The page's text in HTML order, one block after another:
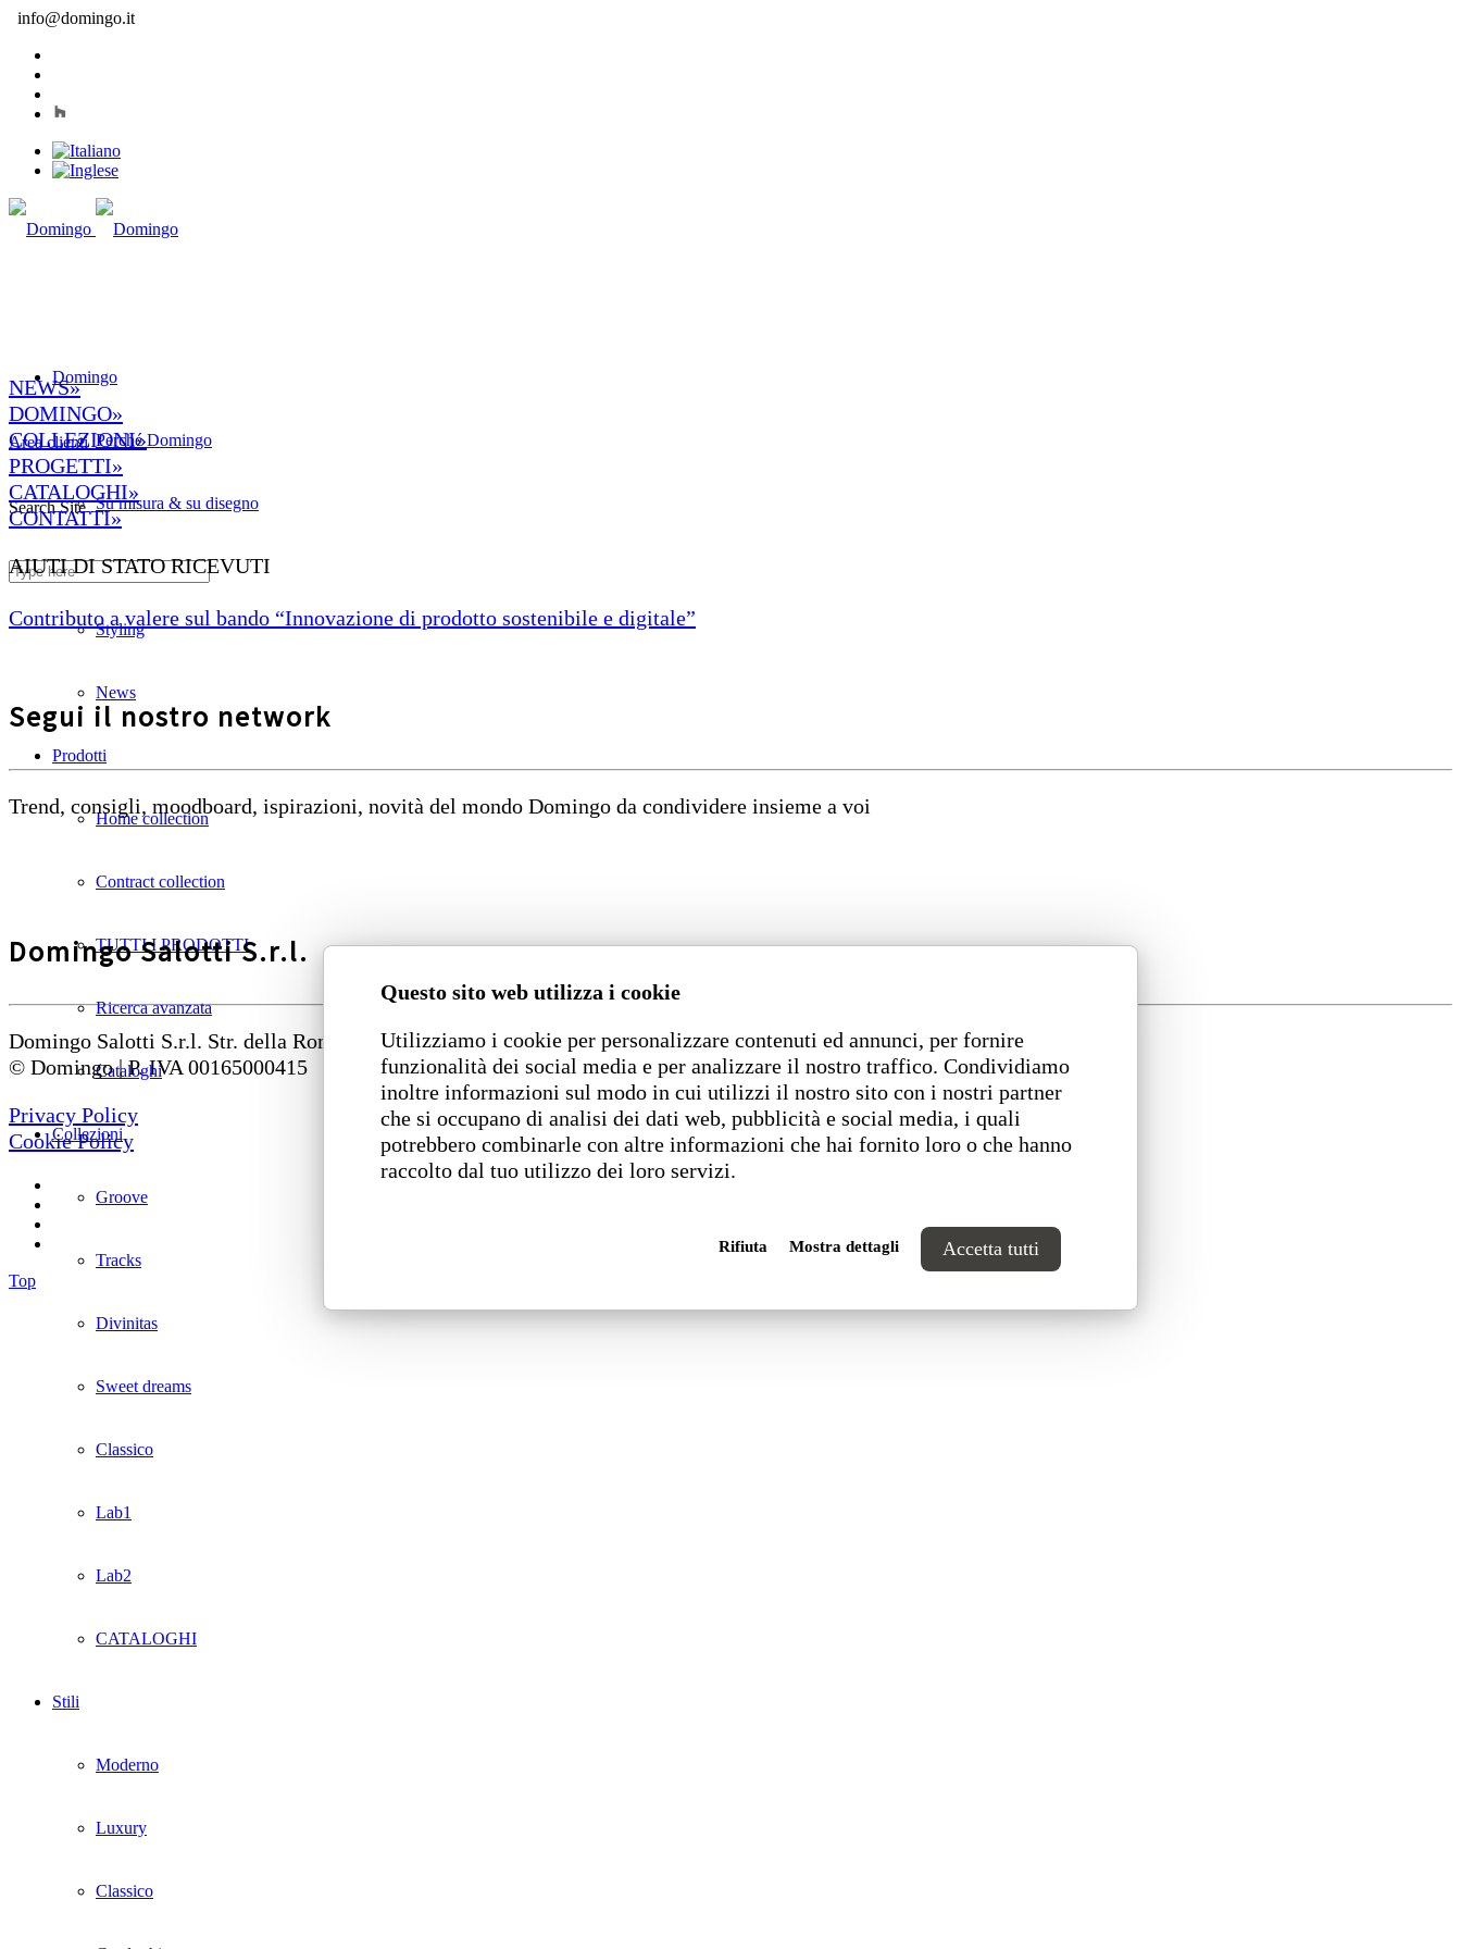
Questo sito web utilizza i cookie
Utilizziamo i cookie per personalizzare contenuti ed annunci, per fornire
funzionalità dei social media e per analizzare il nostro traffico. Condividiamo
inoltre informazioni sul modo in cui utilizzi il nostro sito con i nostri partner
che si occupano di analisi dei dati web, pubblicità e social media, i quali
potrebbero combinarle con altre informazioni che hai fornito loro o che hanno
raccolto dal tuo utilizzo dei loro servizi.
Rifiuta Mostra dettagli Accetta tutti
info@domingo.it
Domingo
Perché Domingo
Su misura & su disegno
Divani ignifughi
Styling
News
Prodotti
Home collection
Contract collection
TUTTI I PRODOTTI
Ricerca avanzata
Cataloghi
Collezioni
Groove
Tracks
Divinitas
Sweet dreams
Classico
Lab1
Lab2
CATALOGHI
Stili
Moderno
Luxury
Classico
Area clienti
Search Site
NEWS»
DOMINGO»
COLLEZIONI»
PROGETTI»
CATALOGHI»
CONTATTI»
AIUTI DI STATO RICEVUTI
Contributo a valere sul bando “Innovazione di prodotto sostenibile e digitale”
Segui il nostro network
Trend, consigli, moodboard, ispirazioni, novità del mondo Domingo da condividere insieme a voi
Domingo Salotti S.r.l.
Domingo Salotti S.r.l. Str. della Romagna, 285 – 61121 Pesaro (PU) Italia
© Domingo | P. IVA 00165000415
Privacy Policy
Cookie Policy
Top